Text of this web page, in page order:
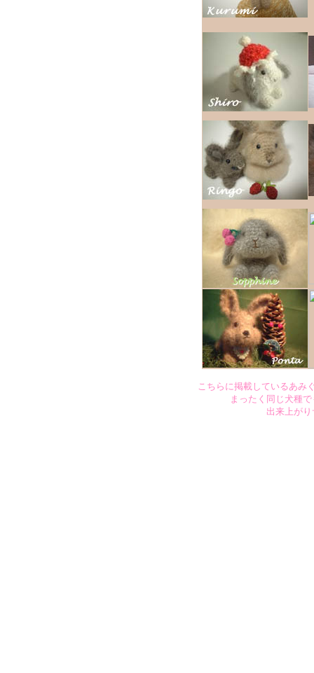
こちらに掲載しているあみ
まったく同じ犬種
出来上が